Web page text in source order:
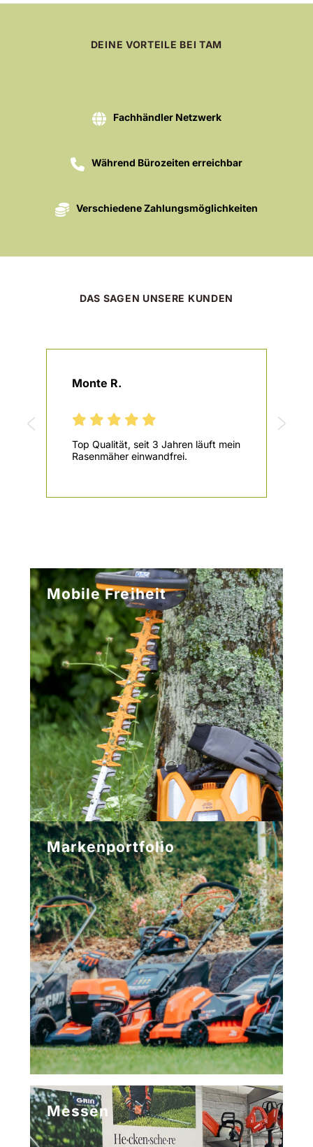
DEINE VORTEILE BEI TAM
Fachhändler Netzwerk
Während Bürozeiten erreichbar
Verschiedene Zahlungsmöglichkeiten
DAS SAGEN UNSERE KUNDEN
Monte R.
Top Qualität, seit 3 Jahren läuft mein
Rasenmäher einwandfrei.
Mobile Freiheit
Markenportfolio
Messen